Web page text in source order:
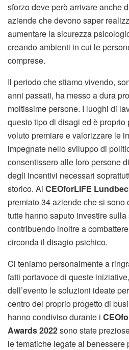
sforzo deve però arrivare anche
aziende che devono saper
aumentare la sicurezza
creando ambienti in cui le
comprese.
Il periodo che stiamo vivendo,
anni passati, ha messo a dura
moltissime persone. I luoghi di
questo tipo di disagi ed è
voluto premiare e valorizzare le
impegnate nello sviluppo di
consentissero alle loro persone
degli incentivi necessari
storico. Ai CEOforLIFE
premiato 34 aziende che si sono
tutte hanno saputo investire
contribuendo inoltre a
circonda il disagio psichico.
Ci teniamo personalmente a
fatti portavoce di queste
dell’evento le soluzioni ideate
centro del proprio progetto di
hanno condiviso durante i
Awards 2022sono state
le tematiche legate al